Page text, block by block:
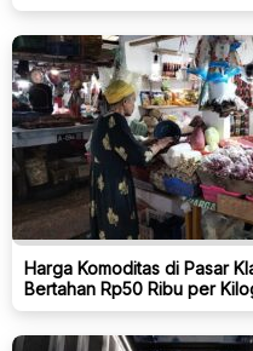
Harga Komoditas di Pasar
Bertahan Rp50 Ribu per